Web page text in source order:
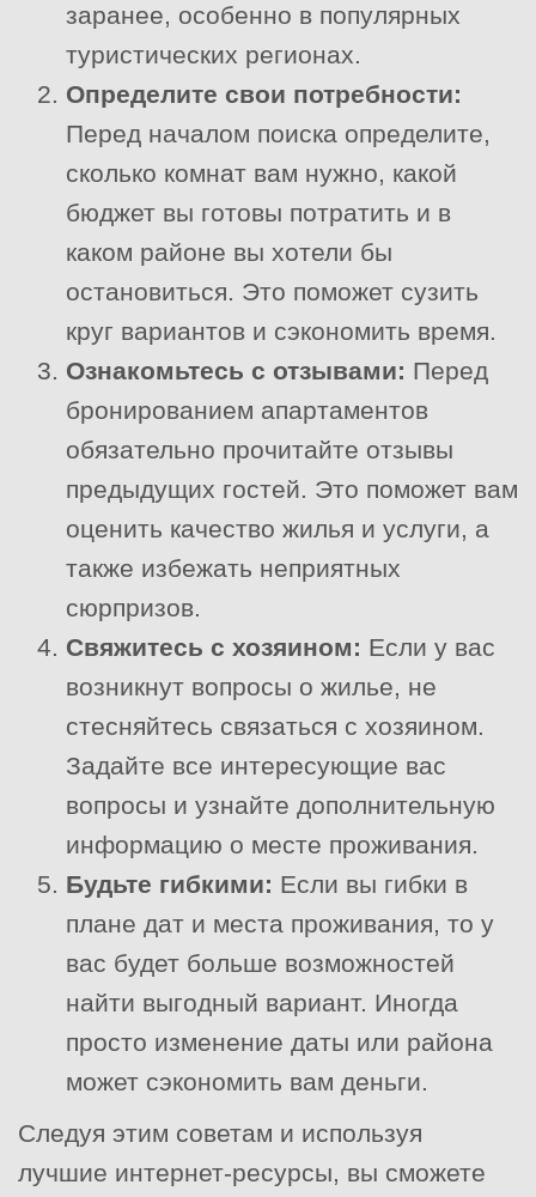
заранее, особенно в популярных
туристических регионах.
Определите свои потребности:
Перед началом поиска определите,
сколько комнат вам нужно, какой
бюджет вы готовы потратить и в
каком районе вы хотели бы
остановиться. Это поможет сузить
круг вариантов и сэкономить время.
Ознакомьтесь с отзывами: Перед
бронированием апартаментов
обязательно прочитайте отзывы
предыдущих гостей. Это поможет вам
оценить качество жилья и услуги, а
также избежать неприятных
сюрпризов.
Свяжитесь с хозяином: Если у вас
возникнут вопросы о жилье, не
стесняйтесь связаться с хозяином.
Задайте все интересующие вас
вопросы и узнайте дополнительную
информацию о месте проживания.
Будьте гибкими: Если вы гибки в
плане дат и места проживания, то у
вас будет больше возможностей
найти выгодный вариант. Иногда
просто изменение даты или района
может сэкономить вам деньги.
Следуя этим советам и используя
лучшие интернет-ресурсы, вы сможете